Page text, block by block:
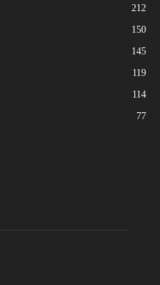
212
150
145
119
114
77